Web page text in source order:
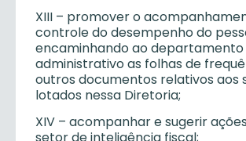
XIII – promover o
controle do desempenho do
encaminhando ao departamento
administrativo as folhas de
outros documentos relativos aos
lotados nessa Diretoria;
XIV – acompanhar e sugerir